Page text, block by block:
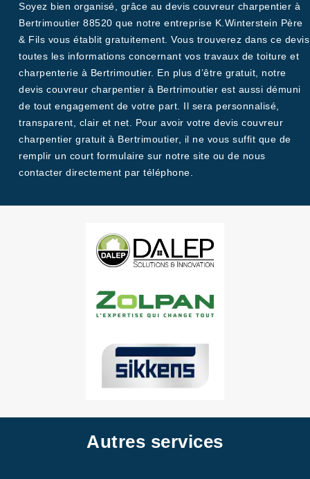
Soyez bien organisé, grâce au devis couvreur charpentier à
Bertrimoutier 88520 que notre entreprise K.Winterstein Père
& Fils vous établit gratuitement. Vous trouverez dans ce devis
toutes les informations concernant vos travaux de toiture et
charpenterie à Bertrimoutier. En plus d’être gratuit, notre
devis couvreur charpentier à Bertrimoutier est aussi démuni
de tout engagement de votre part. Il sera personnalisé,
transparent, clair et net. Pour avoir votre devis couvreur
charpentier gratuit à Bertrimoutier, il ne vous suffit que de
remplir un court formulaire sur notre site ou de nous
contacter directement par téléphone.
Autres services